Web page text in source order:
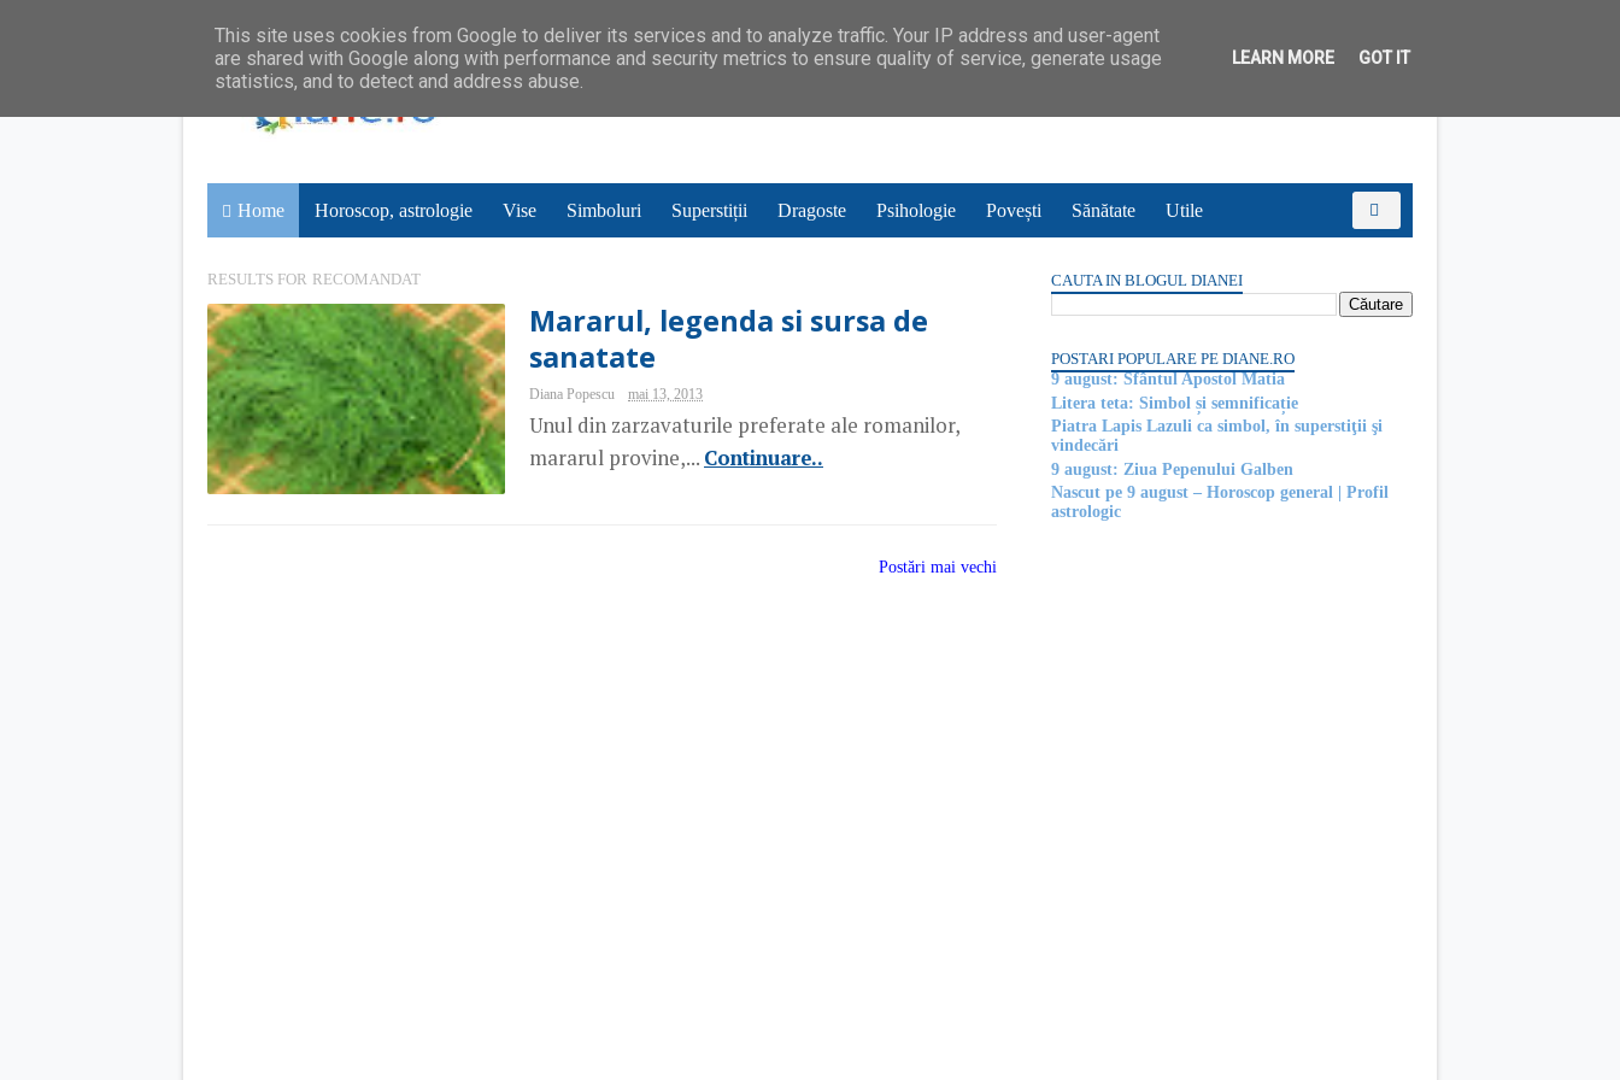
Home Horoscop, astrologie Vise Simboluri Superstiții Dragoste Psihologie Povești Sănătate Utile
RESULTS FOR RECOMANDAT
Mararul, legenda si sursa de
sanatate
Diana Popescu mai 13, 2013
Unul din zarzavaturile preferate ale romanilor,
mararul provine,... Continuare..
Postări mai vechi
CAUTA IN BLOGUL DIANEI
POSTARI POPULARE PE DIANE.RO
9 august: Sfântul Apostol Matia
Litera teta: Simbol și semnificație
Piatra Lapis Lazuli ca simbol, în superstiţii şi
vindecări
9 august: Ziua Pepenului Galben
Nascut pe 9 august – Horoscop general | Profil
astrologic
This site uses cookies from Google to deliver its services and to analyze traffic. Your IP address and user-agent
are shared with Google along with performance and security metrics to ensure quality of service, generate usage
statistics, and to detect and address abuse.
LEARN MORE GOT IT